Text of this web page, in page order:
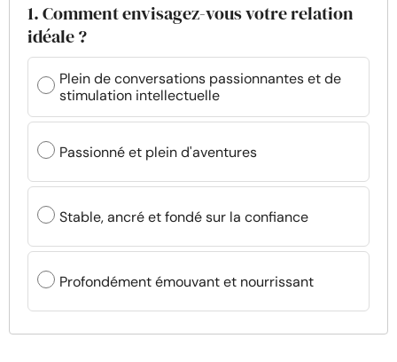
Aide
Cours
Ressources
Communauté
Trouver un thérapeute
1. Comment envisagez-vous votre relation
idéale ?
Plein de conversations passionnantes et de
stimulation intellectuelle
Passionné et plein d'aventures
Stable, ancré et fondé sur la confiance
Profondément émouvant et nourrissant